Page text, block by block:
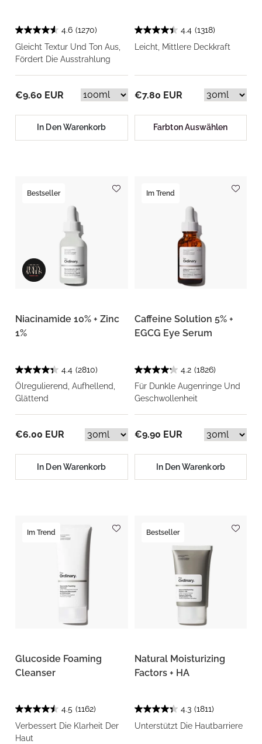
4.6 (1270)
Gleicht Textur Und Ton Aus,
Fördert Die Ausstrahlung
€9.60 EUR
In Den Warenkorb
4.4 (1318)
Leicht, Mittlere Deckkraft
€7.80 EUR
Farbton Auswählen
Bestseller
Niacinamide 10% + Zinc
1%
4.4 (2810)
Ölregulierend, Aufhellend,
Glättend
€6.00 EUR
In Den Warenkorb
Im Trend
Caffeine Solution 5% +
EGCG Eye Serum
4.2 (1826)
Für Dunkle Augenringe Und
Geschwollenheit
€9.90 EUR
In Den Warenkorb
Im Trend
Glucoside Foaming
Cleanser
4.5 (1162)
Verbessert Die Klarheit Der
Haut
Bestseller
Natural Moisturizing
Factors + HA
4.3 (1811)
Unterstützt Die Hautbarriere